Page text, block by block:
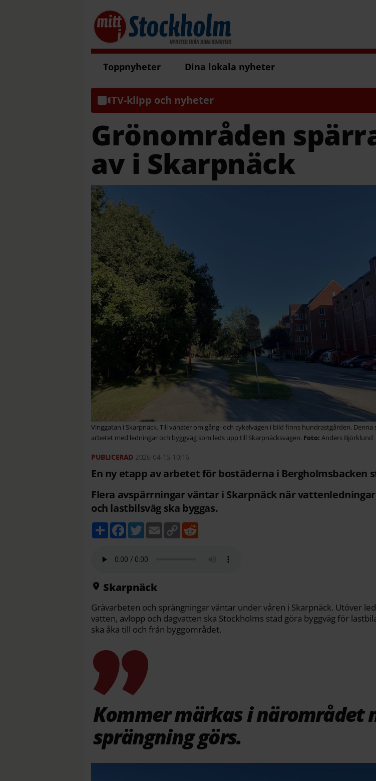
Toppnyheter Dina lokala nyheter
TV-klipp och nyheter
Grönområden
av i Skarpnäck
Vinggatan i Skarpnäck. Till vänster om gång- och cykelvägen i bild finns hundrastgården. Denna
arbetet med ledningar och byggväg som leds upp till Skarpnäcksvägen.
Anders Björklund
2026-04-15 10:16
En ny etapp av arbetet för bostäderna i Bergholmsbacken
Flera avspärrningar väntar i Skarpnäck när
och lastbilsväg ska byggas.
D
e
F
b
T
w
t
E
m
C
o
Skarpnäck
Grävarbeten och sprängningar väntar under våren i Skarpnäck. Utöver
vatten, avlopp och dagvatten ska Stockholms stad göra byggväg för
ska åka till och från byggområdet.
Kommer märkas i närområdet
sprängning görs.